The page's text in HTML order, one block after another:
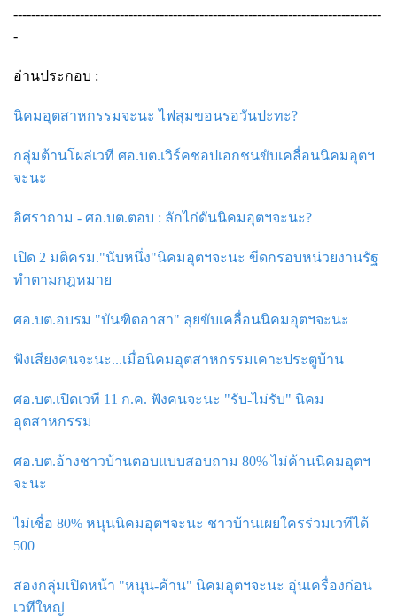
-----------------------------------------------------------------------------------
-
อ่านประกอบ :
นิคมอุตสาหกรรมจะนะ ไฟสุมขอนรอวันปะทะ?
กลุ่มต้านโผล่เวที ศอ.บต.เวิร์คชอปเอกชนขับเคลื่อนนิคมอุตฯ
จะนะ
อิศราถาม - ศอ.บต.ตอบ : ลักไก่ดันนิคมอุตฯจะนะ?
เปิด 2 มติครม."นับหนึ่ง"นิคมอุตฯจะนะ ขีดกรอบหน่วยงานรัฐ
ทำตามกฎหมาย
ศอ.บต.อบรม "บันฑิตอาสา" ลุยขับเคลื่อนนิคมอุตฯจะนะ
ฟังเสียงคนจะนะ...เมื่อนิคมอุตสาหกรรมเคาะประตูบ้าน
ศอ.บต.เปิดเวที 11 ก.ค. ฟังคนจะนะ "รับ-ไม่รับ" นิคม
อุตสาหกรรม
ศอ.บต.อ้างชาวบ้านตอบแบบสอบถาม 80% ไม่ค้านนิคมอุตฯ
จะนะ
ไม่เชื่อ 80% หนุนนิคมอุตฯจะนะ ชาวบ้านเผยใครร่วมเวทีได้
500
สองกลุ่มเปิดหน้า "หนุน-ค้าน" นิคมอุตฯจะนะ อุ่นเครื่องก่อน
เวทีใหญ่